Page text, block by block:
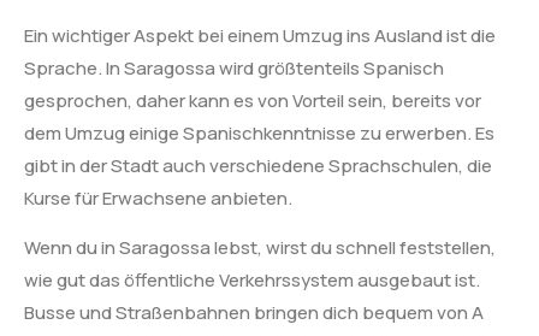
Ein wichtiger Aspekt bei einem Umzug ins Ausland ist die
Sprache. In Saragossa wird größtenteils Spanisch
gesprochen, daher kann es von Vorteil sein, bereits vor
dem Umzug einige Spanischkenntnisse zu erwerben. Es
gibt in der Stadt auch verschiedene Sprachschulen, die
Kurse für Erwachsene anbieten.
Wenn du in Saragossa lebst, wirst du schnell feststellen,
wie gut das öffentliche Verkehrssystem ausgebaut ist.
Busse und Straßenbahnen bringen dich bequem von A